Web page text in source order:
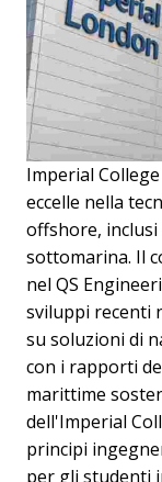
Imperial
eccelle nella
offshore,
sottomarina. Il
nel QS
sviluppi recenti
su soluzioni di
con i rapporti
marittime
dell'Imperial
principi
per gli studenti